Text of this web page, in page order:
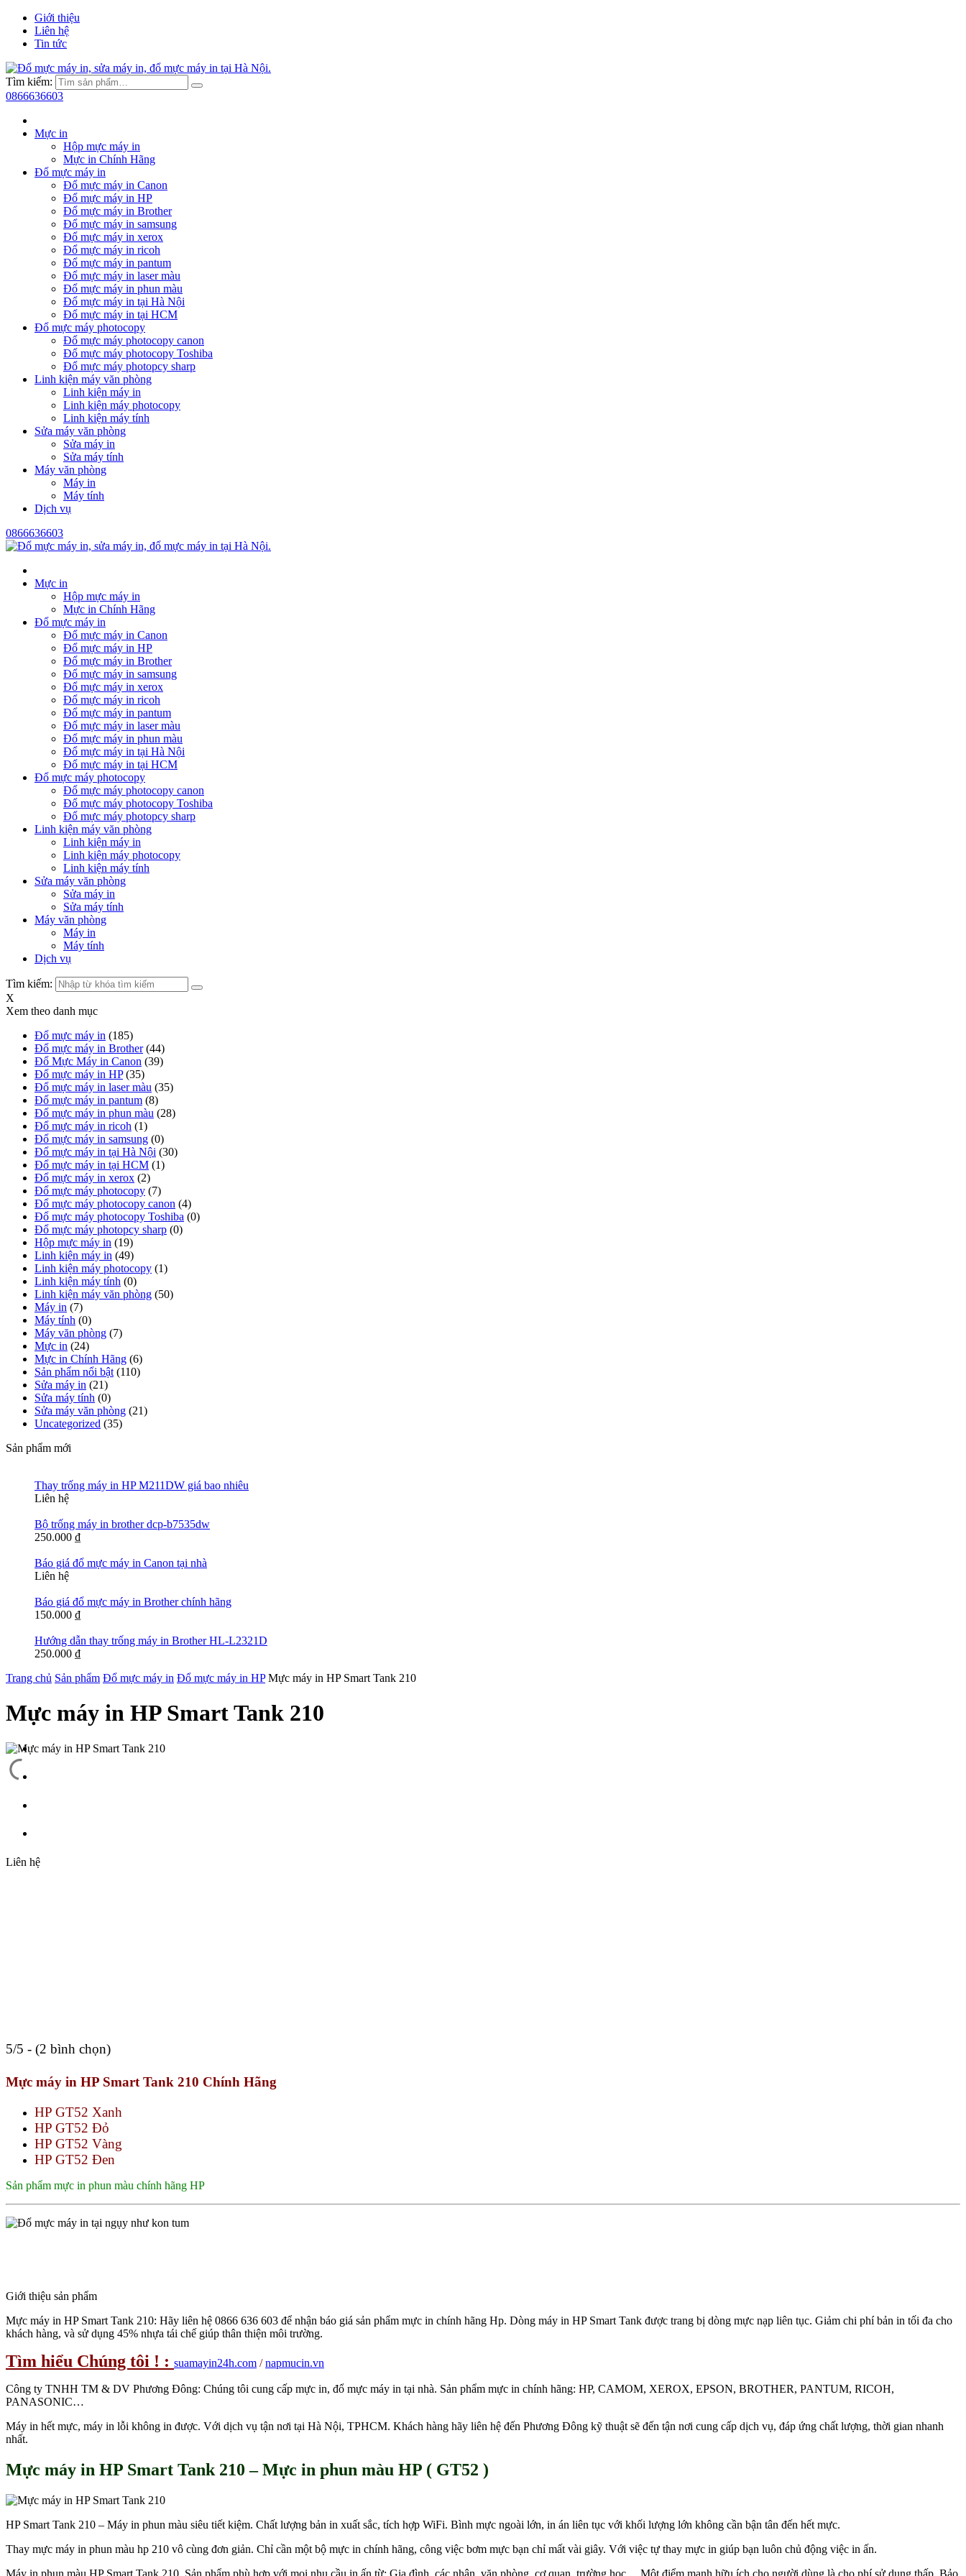
Giới thiệu
Liên hệ
Tin tức
Tìm kiếm:
0866636603
Mực in
Hộp mực máy in
Mực in Chính Hãng
Đổ mực máy in
Đổ mực máy in Canon
Đổ mực máy in HP
Đổ mực máy in Brother
Đổ mực máy in samsung
Đổ mực máy in xerox
Đổ mực máy in ricoh
Đổ mực máy in pantum
Đổ mực máy in laser màu
Đổ mực máy in phun màu
Đổ mực máy in tại Hà Nội
Đổ mực máy in tại HCM
Đổ mực máy photocopy
Đổ mực máy photocopy canon
Đổ mực máy photocopy Toshiba
Đổ mực máy photopcy sharp
Linh kiện máy văn phòng
Linh kiện máy in
Linh kiện máy photocopy
Linh kiện máy tính
Sửa máy văn phòng
Sửa máy in
Sửa máy tính
Máy văn phòng
Máy in
Máy tính
Dịch vụ
0866636603
Mực in
Hộp mực máy in
Mực in Chính Hãng
Đổ mực máy in
Đổ mực máy in Canon
Đổ mực máy in HP
Đổ mực máy in Brother
Đổ mực máy in samsung
Đổ mực máy in xerox
Đổ mực máy in ricoh
Đổ mực máy in pantum
Đổ mực máy in laser màu
Đổ mực máy in phun màu
Đổ mực máy in tại Hà Nội
Đổ mực máy in tại HCM
Đổ mực máy photocopy
Đổ mực máy photocopy canon
Đổ mực máy photocopy Toshiba
Đổ mực máy photopcy sharp
Linh kiện máy văn phòng
Linh kiện máy in
Linh kiện máy photocopy
Linh kiện máy tính
Sửa máy văn phòng
Sửa máy in
Sửa máy tính
Máy văn phòng
Máy in
Máy tính
Dịch vụ
Tìm kiếm:
X
Xem theo danh mục
Đổ mực máy in (185)
Đổ mực máy in Brother (44)
Đổ Mực Máy in Canon (39)
Đổ mực máy in HP (35)
Đổ mực máy in laser màu (35)
Đổ mực máy in pantum (8)
Đổ mực máy in phun màu (28)
Đổ mực máy in ricoh (1)
Đổ mực máy in samsung (0)
Đổ mực máy in tại Hà Nội (30)
Đổ mực máy in tại HCM (1)
Đổ mực máy in xerox (2)
Đổ mực máy photocopy (7)
Đổ mực máy photocopy canon (4)
Đổ mực máy photocopy Toshiba (0)
Đổ mực máy photopcy sharp (0)
Hộp mực máy in (19)
Linh kiện máy in (49)
Linh kiện máy photocopy (1)
Linh kiện máy tính (0)
Linh kiện máy văn phòng (50)
Máy in (7)
Máy tính (0)
Máy văn phòng (7)
Mực in (24)
Mực in Chính Hãng (6)
Sản phẩm nổi bật (110)
Sửa máy in (21)
Sửa máy tính (0)
Sửa máy văn phòng (21)
Uncategorized (35)
Sản phẩm mới
Thay trống máy in HP M211DW giá bao nhiêu
Liên hệ
Bộ trống máy in brother dcp-b7535dw
250.000 ₫
Báo giá đổ mực máy in Canon tại nhà
Liên hệ
Báo giá đổ mực máy in Brother chính hãng
150.000 ₫
Hướng dẫn thay trống máy in Brother HL-L2321D
250.000 ₫
Trang chủ Sản phẩm Đổ mực máy in Đổ mực máy in HP Mực máy in HP Smart Tank 210
Mực máy in HP Smart Tank 210
Liên hệ
5/5 - (2 bình chọn)
Mực máy in HP Smart Tank 210 Chính Hãng
HP GT52 Xanh
HP GT52 Đỏ
HP GT52 Vàng
HP GT52 Đen
Sản phẩm mực in phun màu chính hãng HP
Giới thiệu sản phẩm
Mực máy in HP Smart Tank 210: Hãy liên hệ 0866 636 603 để nhận báo giá sản phẩm mực in chính hãng Hp. Dòng máy in HP Smart Tank được trang bị dòng mực nạp liên tục. Giảm chi phí bản in tối đa cho
khách hàng, và sử dụng 45% nhựa tái chế giúp thân thiện môi trường.
Tìm hiểu Chúng tôi ! : suamayin24h.com /napmucin.vn
Công ty TNHH TM & DV Phương Đông: Chúng tôi cung cấp mực in, đổ mực máy in tại nhà. Sản phẩm mực in chính hãng: HP, CAMOM, XEROX, EPSON, BROTHER, PANTUM, RICOH,
PANASONIC…
Máy in hết mực, máy in lỗi không in được. Với dịch vụ tận nơi tại Hà Nội, TPHCM. Khách hàng hãy liên hệ đến Phương Đông kỹ thuật sẽ đến tận nơi cung cấp dịch vụ, đáp ứng chất lượng, thời gian nhanh
nhất.
Mực máy in HP Smart Tank 210 – Mực in phun màu HP ( GT52 )
HP Smart Tank 210 – Máy in phun màu siêu tiết kiệm. Chất lượng bản in xuất sắc, tích hợp WiFi. Bình mực ngoài lớn, in án liên tục với khối lượng lớn không cần bận tân đến hết mực.
Thay mực máy in phun màu hp 210 vô cùng đơn giản. Chỉ cần một bộ mực in chính hãng, công việc bơm mực bạn chỉ mất vài giây. Với việc tự thay mực in giúp bạn luôn chủ động việc in ấn.